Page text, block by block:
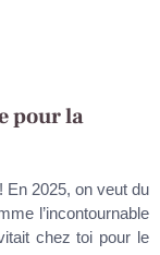
pour la
En 2025, on veut du
l’incontournable
chez toi pour le